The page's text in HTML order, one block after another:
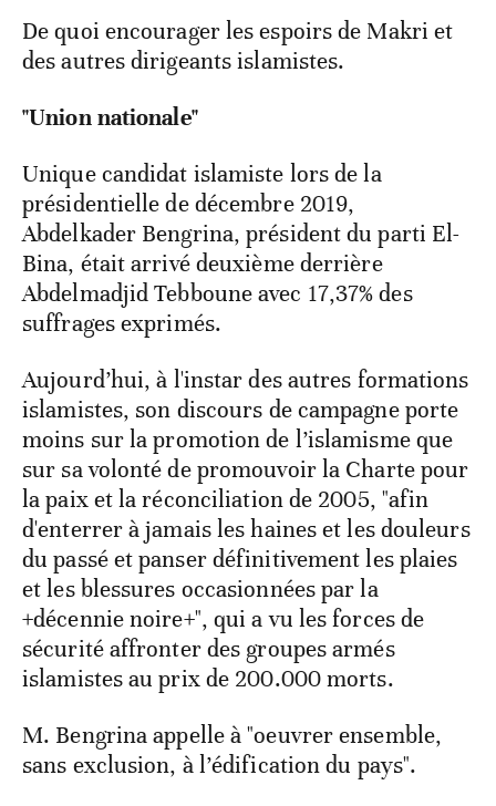
De quoi encourager les espoirs de Makri et
des autres dirigeants islamistes.
"Union nationale"
Unique candidat islamiste lors de la
présidentielle de décembre 2019,
Abdelkader Bengrina, président du parti El-
Bina, était arrivé deuxième derrière
Abdelmadjid Tebboune avec 17,37% des
suffrages exprimés.
Aujourd’hui, à l'instar des autres formations
islamistes, son discours de campagne porte
moins sur la promotion de l’islamisme que
sur sa volonté de promouvoir la Charte pour
la paix et la réconciliation de 2005, "afin
d'enterrer à jamais les haines et les douleurs
du passé et panser définitivement les plaies
et les blessures occasionnées par la
+décennie noire+", qui a vu les forces de
sécurité affronter des groupes armés
islamistes au prix de 200.000 morts.
M. Bengrina appelle à "oeuvrer ensemble,
sans exclusion, à l’édification du pays".